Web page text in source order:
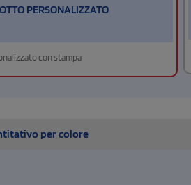
PERSONALIZZATO
con stampa
per colore